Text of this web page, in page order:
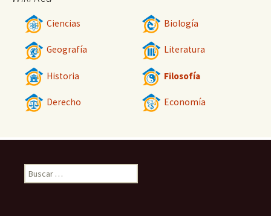
Ciencias Biología
Geografía Literatura
Historia Filosofía
Derecho Economía
Buscar: